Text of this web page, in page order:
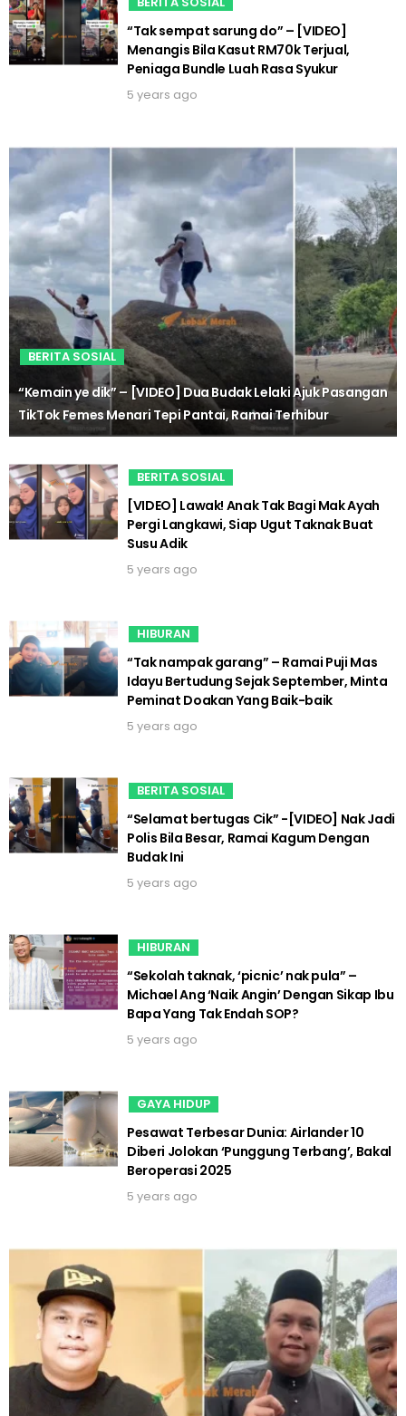
“Tak sempat sarung do” – [VIDEO]
Menangis Bila Kasut RM70k Terjual,
Peniaga Bundle Luah Rasa Syukur
5 years ago
BERITA SOSIAL
“Kemain ye dik” – [VIDEO] Dua Budak Lelaki Ajuk Pasangan
TikTok Femes Menari Tepi Pantai, Ramai Terhibur
BERITA SOSIAL
[VIDEO] Lawak! Anak Tak Bagi Mak Ayah
Pergi Langkawi, Siap Ugut Taknak Buat
Susu Adik
5 years ago
HIBURAN
“Tak nampak garang” – Ramai Puji Mas
Idayu Bertudung Sejak September, Minta
Peminat Doakan Yang Baik-baik
5 years ago
BERITA SOSIAL
“Selamat bertugas Cik” -[VIDEO] Nak Jadi
Polis Bila Besar, Ramai Kagum Dengan
Budak Ini
5 years ago
HIBURAN
“Sekolah taknak, ‘picnic’ nak pula” –
Michael Ang ‘Naik Angin’ Dengan Sikap Ibu
Bapa Yang Tak Endah SOP?
5 years ago
GAYA HIDUP
Pesawat Terbesar Dunia: Airlander 10
Diberi Jolokan ‘Punggung Terbang’, Bakal
Beroperasi 2025
5 years ago